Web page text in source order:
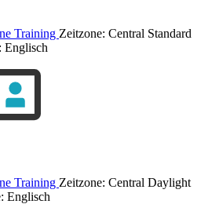
Training Zeitzone: Central Standard
Englisch
Training Zeitzone: Central Daylight
Englisch